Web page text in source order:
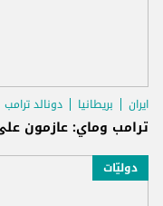
ايران بريطانيا دونالد ترامب
ترامب وماي: عازمون
دوليّات